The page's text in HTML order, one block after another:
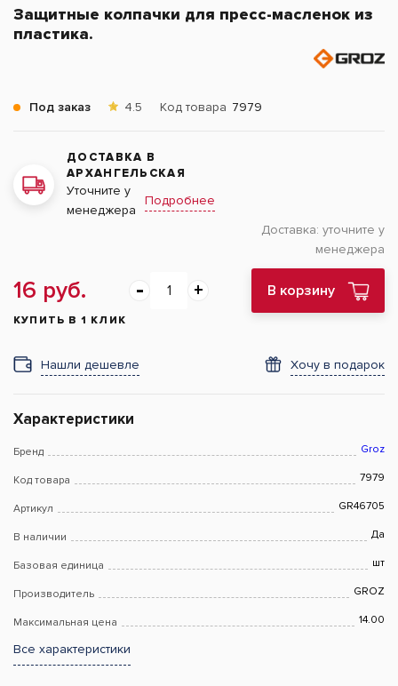
Защитные колпачки для пресс-масленок из
пластика.
Под заказ 4.5 Код товара 7979
ДОСТАВКА В
АРХАНГЕЛЬСКАЯ
Уточните у
менеджера
Подробнее
Доставка: уточните у
менеджера
16 руб. В корзину
КУПИТЬ В 1 КЛИК
Нашли дешевле Хочу в подарок
Характеристики
Бренд Groz
Код товара 7979
Артикул GR46705
В наличии Да
Базовая единица шт
Производитель GROZ
Максимальная цена 14.00
Все характеристики